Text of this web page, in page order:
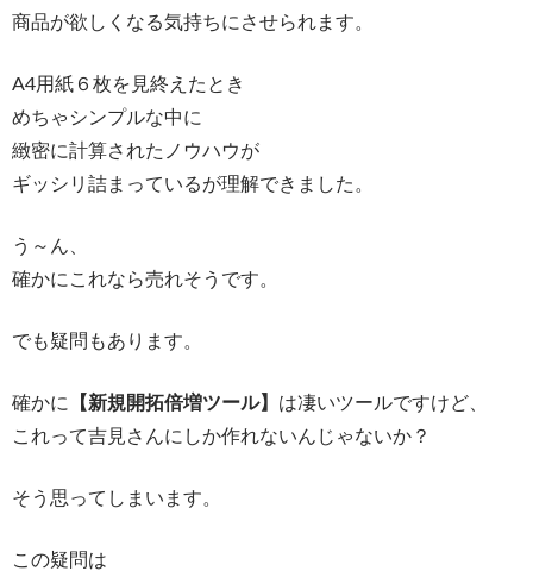
商品が欲しくなる気持ちにさせられます。
A4用紙６枚を見終えたとき
めちゃシンプルな中に
緻密に計算されたノウハウが
ギッシリ詰まっているが理解できました。
う～ん、
確かにこれなら売れそうです。
でも疑問もあります。
確かに 【新規開拓倍増ツール】 は凄いツールですけど、
これって吉見さんにしか作れないんじゃないか？
そう思ってしまいます。
この疑問は